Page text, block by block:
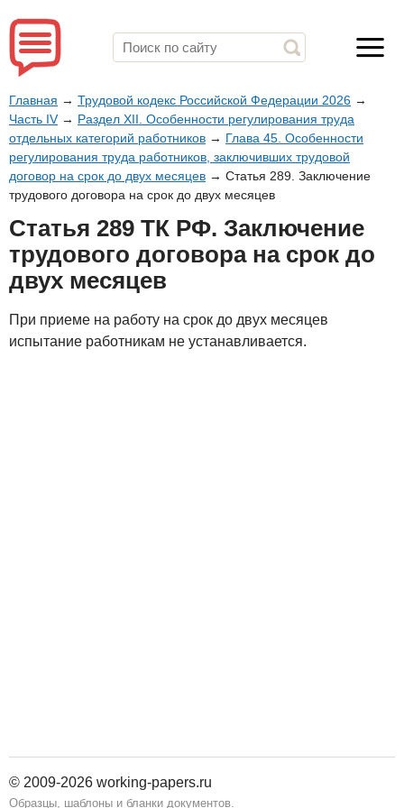
Главная → Трудовой кодекс Российской Федерации 2026 →
Часть IV→ Раздел XII. Особенности регулирования труда
отдельных категорий работников → Глава 45. Особенности
регулирования труда работников, заключивших трудовой
договор на срок до двух месяцев → Статья 289. Заключение
трудового договора на срок до двух месяцев
Статья 289 ТК РФ. Заключение
трудового договора на срок до
двух месяцев
При приеме на работу на срок до двух месяцев
испытание работникам не устанавливается.
© 2009-2026 working-papers.ru
Образцы, шаблоны и бланки документов.